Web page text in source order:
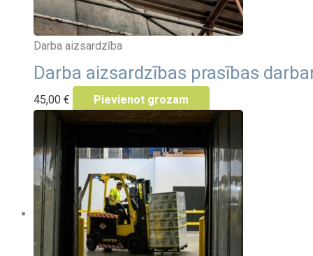
Darba aizsardzība
Darba aizsardzības prasības
45,00 € Pievienot grozam